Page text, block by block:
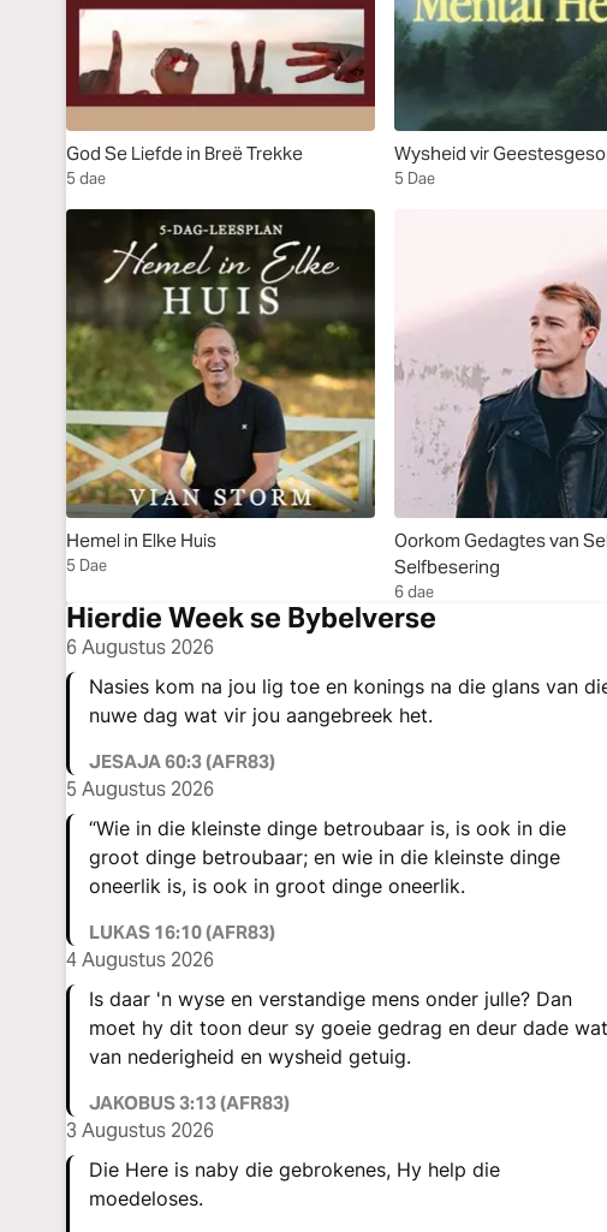
God Se Liefde in Breë Trekke
5 dae
Wysheid vir
5 Dae
Hemel in Elke Huis
5 Dae
Oorkom Gedagtes van
Selfbesering
6 dae
Hierdie Week se Bybelverse
6 Augustus 2026
Nasies kom na jou lig toe en konings na die glans van
nuwe dag wat vir jou aangebreek het.
JESAJA 60:3 (AFR83)
5 Augustus 2026
“Wie in die kleinste dinge betroubaar is, is ook in die
groot dinge betroubaar; en wie in die kleinste dinge
oneerlik is, is ook in groot dinge oneerlik.
LUKAS 16:10 (AFR83)
4 Augustus 2026
Is daar 'n wyse en verstandige mens onder julle? Dan
moet hy dit toon deur sy goeie gedrag en deur dade wat
van nederigheid en wysheid getuig.
JAKOBUS 3:13 (AFR83)
3 Augustus 2026
Die Here is naby die gebrokenes, Hy help die
moedeloses.